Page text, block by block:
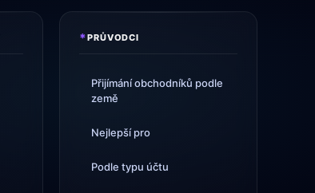
— nové účty bez provizí 1d
rychlost výběru nyní 24
*PRŮVODCI
Přijímání obchodníků podle
země
Nejlepší pro
Podle typu účtu